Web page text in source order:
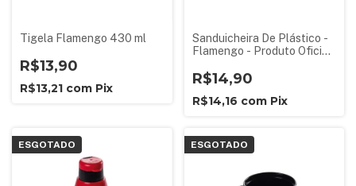
Tigela Flamengo 430 ml
R$13,90
R$13,21 com Pix
Sanduicheira De Plástico -
Flamengo - Produto Oficial
R$14,90
R$14,16 com Pix
ESGOTADO ESGOTADO